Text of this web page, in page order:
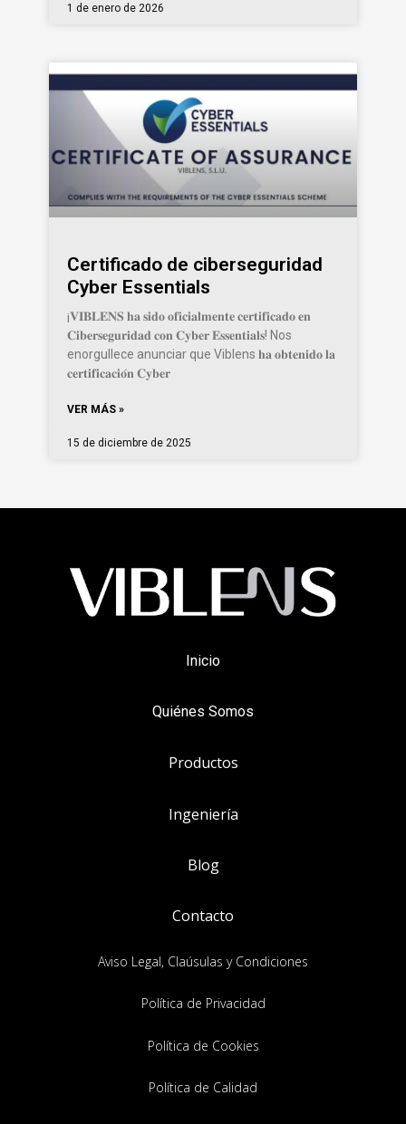
1 de enero de 2026
Certificado de ciberseguridad
Cyber Essentials
¡𝐕𝐈𝐁𝐋𝐄𝐍𝐒 𝐡𝐚 𝐬𝐢𝐝𝐨 𝐨𝐟𝐢𝐜𝐢𝐚𝐥𝐦𝐞𝐧𝐭𝐞 𝐜𝐞𝐫𝐭𝐢𝐟𝐢𝐜𝐚𝐝𝐨 𝐞𝐧
𝐂𝐢𝐛𝐞𝐫𝐬𝐞𝐠𝐮𝐫𝐢𝐝𝐚𝐝 𝐜𝐨𝐧 𝐂𝐲𝐛𝐞𝐫 𝐄𝐬𝐬𝐞𝐧𝐭𝐢𝐚𝐥𝐬! Nos
enorgullece anunciar que Viblens 𝐡𝐚 𝐨𝐛𝐭𝐞𝐧𝐢𝐝𝐨 𝐥𝐚
𝐜𝐞𝐫𝐭𝐢𝐟𝐢𝐜𝐚𝐜𝐢𝐨́𝐧 𝐂𝐲𝐛𝐞𝐫
VER MÁS »
15 de diciembre de 2025
Inicio
Quiénes Somos
Productos
Ingeniería
Blog
Contacto
Aviso Legal, Claúsulas y Condiciones
Política de Privacidad
Política de Cookies
Política de Calidad